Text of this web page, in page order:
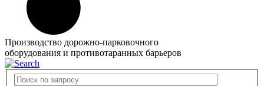
Производство дорожно-парковочного
оборудования и противотаранных барьеров